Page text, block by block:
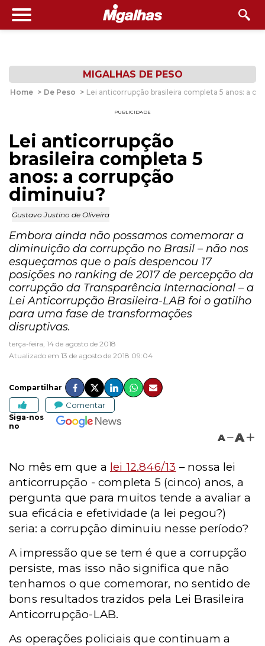
MIGALHAS DE PESO
Home > De Peso > Lei anticorrupção brasileira completa 5 anos: a
PUBLICIDADE
Lei anticorrupção
brasileira completa 5
anos: a corrupção
diminuiu?
Gustavo Justino de Oliveira
Embora ainda não possamos comemorar a
diminuição da corrupção no Brasil – não nos
esqueçamos que o país despencou 17
posições no ranking de 2017 de percepção da
corrupção da Transparência Internacional – a
Lei Anticorrupção Brasileira-LAB foi o gatilho
para uma fase de transformações
disruptivas.
terça-feira, 14 de agosto de 2018
Atualizado em 13 de agosto de 2018 09:04
Compartilhar
Comentar
Siga-nos
no
A A
No mês em que a lei 12.846/13 – nossa lei
anticorrupção - completa 5 (cinco) anos, a
pergunta que para muitos tende a avaliar a
sua eficácia e efetividade (a lei pegou?)
seria: a corrupção diminuiu nesse período?
A impressão que se tem é que a corrupção
persiste, mas isso não significa que não
tenhamos o que comemorar, no sentido de
bons resultados trazidos pela Lei Brasileira
Anticorrupção-LAB.
As operações policiais que continuam a